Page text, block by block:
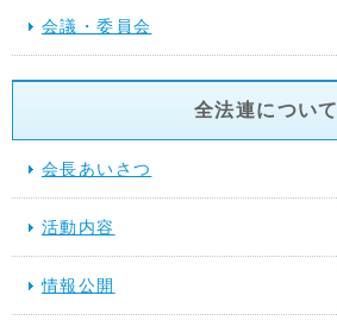
会議・委員会
全法連について
会長あいさつ
活動内容
情報公開